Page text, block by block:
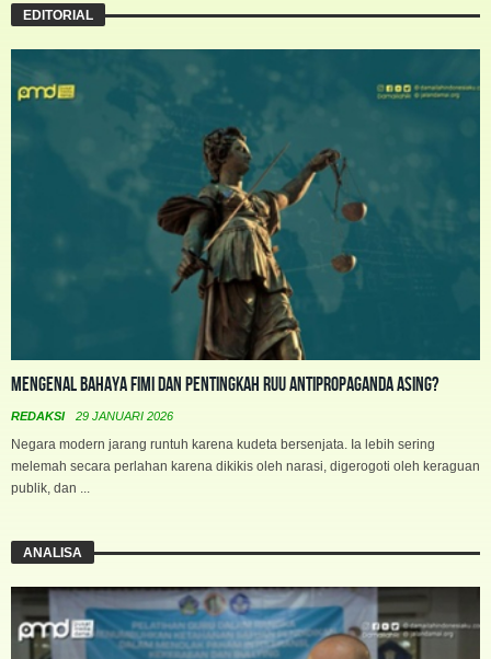
EDITORIAL
Mengenal Bahaya FIMI dan Pentingkah RUU Antipropaganda Asing?
REDAKSI 29 JANUARI 2026
Negara modern jarang runtuh karena kudeta bersenjata. Ia lebih sering
melemah secara perlahan karena dikikis oleh narasi, digerogoti oleh keraguan
publik, dan ...
ANALISA